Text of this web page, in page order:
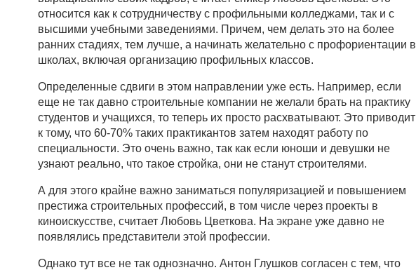
относится как к сотрудничеству с профильными колледжами, так и с
высшими учебными заведениями. Причем, чем делать это на более
ранних стадиях, тем лучше, а начинать желательно с профориентации в
школах, включая организацию профильных классов.
Определенные сдвиги в этом направлении уже есть. Например, если
еще не так давно строительные компании не желали брать на практику
студентов и учащихся, то теперь их просто расхватывают. Это приводит
к тому, что 60-70% таких практикантов затем находят работу по
специальности. Это очень важно, так как если юноши и девушки не
узнают реально, что такое стройка, они не станут строителями.
А для этого крайне важно заниматься популяризацией и повышением
престижа строительных профессий, в том числе через проекты в
киноискусстве, считает Любовь Цветкова. На экране уже давно не
появлялись представители этой профессии.
Однако тут все не так однозначно. Антон Глушков согласен с тем, что